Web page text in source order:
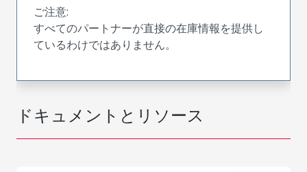
ドキュメントとリソース
ご注意:
すべてのパートナーが直接の在庫情報を提供し
ているわけではありません。